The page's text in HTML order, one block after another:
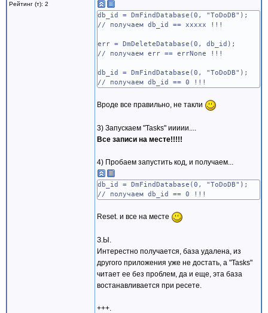
Рейтинг (т): 2
db_id = DmFindDatabase(0, "ToDoDB");
// получаем db_id == xxxxx !!!
err = DmDeleteDatabase(0, db_id);
// получаем err == errNone !!!
db_id = DmFindDatabase(0, "ToDoDB");
// получаем db_id == 0 !!!
Вроде все правильно, не такли
3) Запускаем "Tasks" иииии....
Все записи на месте!!!!!
4) Пробаем запустить код, и получаем...
db_id = DmFindDatabase(0, "ToDoDB");
// получаем db_id == 0 !!!
Reset. и все на месте
З.Ы.
Интерестно получается, база удалена, из
другого приложения уже не достать, а "Tasks"
читает ее без проблем, да и еще, эта база
востанавливается при ресете.
+++.